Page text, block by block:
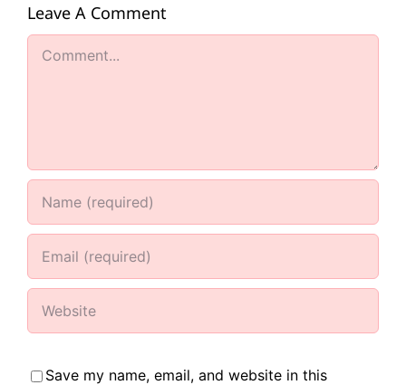
Leave A Comment
Comment
Save my name, email, and website in this